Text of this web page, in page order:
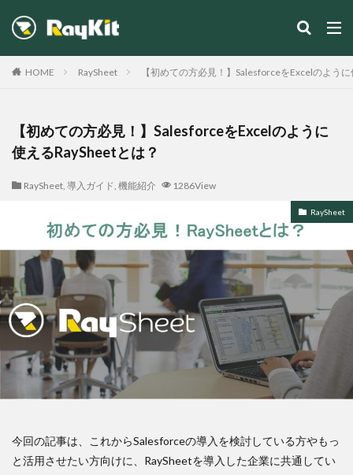
HOME RaySheet 【初めての方必見！】SalesforceをExcelのよう
【初めての方必見！】SalesforceをExcelのように
使えるRaySheetとは？
RaySheet, 導入ガイド, 機能紹介 1286View
RaySheet
今回の記事は、これからSalesforceの導入を検討している方やもっ
と活用させたい方向けに、RaySheetを導入した企業に共通してい
カテゴリー